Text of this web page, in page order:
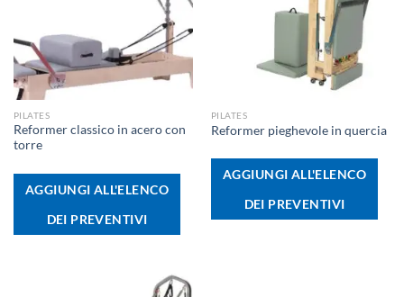
PILATES
Reformer classico in acero con
torre
AGGIUNGI ALL'ELENCO
DEI PREVENTIVI
PILATES
Reformer pieghevole in quercia
AGGIUNGI ALL'ELENCO
DEI PREVENTIVI